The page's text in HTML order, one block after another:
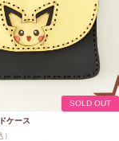
SOLD OUT
ケース